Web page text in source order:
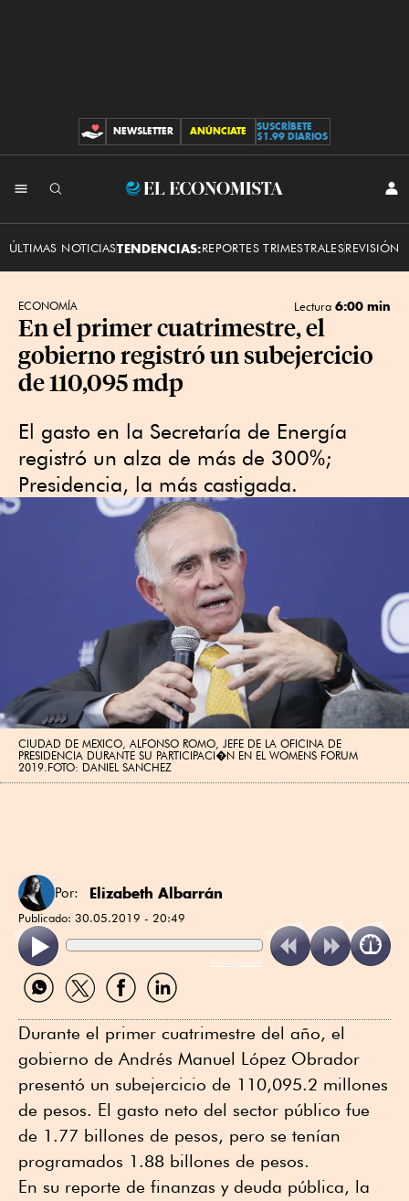
CONTRIBUCIONES
NEWSLETTER ANÚNCIATE
SUSCRÍBETE
$1.99 DIARIOS
El
ÚLTIMAS NOTICIASTENDENCIAS:REPORTES TRIMESTRALESREVISIÓN
ECONOMÍA Lectura 6:00 min
En el primer cuatrimestre, el
gobierno registró un subejercicio
de 110,095 mdp
El gasto en la Secretaría de Energía
registró un alza de más de 300%;
Presidencia, la más castigada.
CIUDAD DE MEXICO, ALFONSO ROMO, JEFE DE LA OFICINA DE
PRESIDENCIA DURANTE SU PARTICIPACI�N EN EL WOMENS FORUM
2019.FOTO: DANIEL SANCHEZ
Por: Elizabeth Albarrán
Publicado: 30.05.2019 - 20:49
ReadSpeaker
Compartir
por
Compartir
por
Compartir
por
Compartir
por
Durante el primer cuatrimestre del año, el
gobierno de Andrés Manuel López Obrador
presentó un subejercicio de 110,095.2 millones
de pesos. El gasto neto del sector público fue
de 1.77 billones de pesos, pero se tenían
programados 1.88 billones de pesos.
En su reporte de finanzas y deuda pública, la